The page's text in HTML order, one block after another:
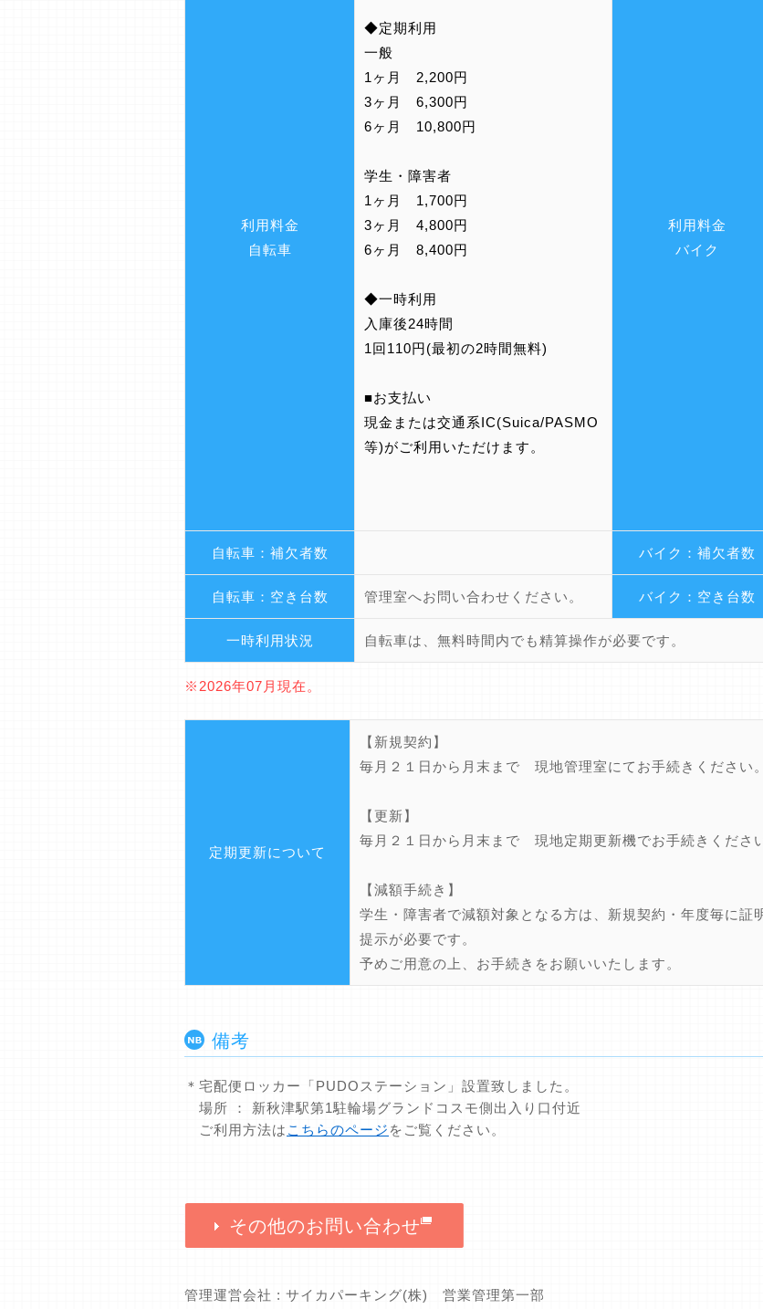
利用料金
自転車
◆定期利用
一般
1ヶ月 2,200円
3ヶ月 6,300円
6ヶ月 10,800円
学生・障害者
1ヶ月 1,700円
3ヶ月 4,800円
6ヶ月 8,400円
◆一時利用
入庫後24時間
1回110円(最初の2時間無料)
■お支払い
現金または交通系IC(Suica/PASMO
等)がご利用いただけます。
利用料金
バイク
自転車：補欠者数 バイク：補欠者数
自転車：空き台数 管理室へお問い合わせください。 バイク：空き台数
一時利用状況 自転車は、無料時間内でも精算操作が必要です。
※2026年07月現在。
定期更新について
【新規契約】
毎月２１日から月末まで 現地管理室にてお手続きください。
【更新】
毎月２１日から月末まで 現地定期更新機でお手続きくださ
【減額手続き】
学生・障害者で減額対象となる方は、新規契約・年度毎に
提示が必要です。
予めご用意の上、お手続きをお願いいたします。
備考
＊宅配便ロッカー「PUDOステーション」設置致しました。
場所 ： 新秋津駅第1駐輪場グランドコスモ側出入り口付近
ご利用方法は こちらのページ をご覧ください。
その他のお問い合わせ
管理運営会社 : サイカパーキング(株) 営業管理第一部